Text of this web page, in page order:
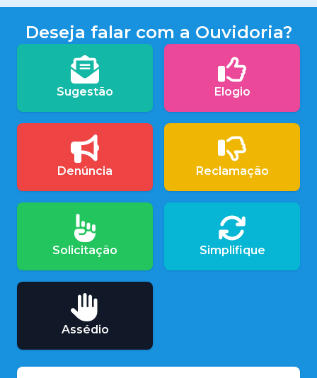
Deseja falar com a Ouvidoria?
Sugestão Elogio
Denúncia Reclamação
Solicitação Simplifique
Assédio